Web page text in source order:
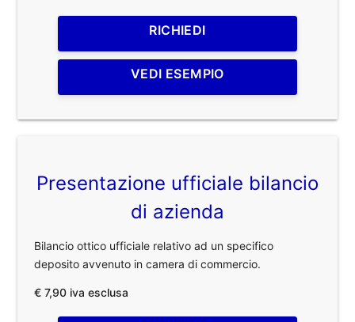
RICHIEDI
VEDI ESEMPIO
Presentazione ufficiale bilancio
di azienda
Bilancio ottico ufficiale relativo ad un specifico
deposito avvenuto in camera di commercio.
€ 7,90 iva esclusa